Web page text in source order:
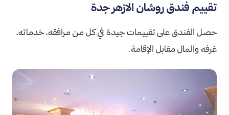
تقييم فندق روشان الازهر جدة
حصل الفندق على تقييمات جيدة في كل من مرافقه، خدماته،
غرفه والمال مقابل الإقامة.